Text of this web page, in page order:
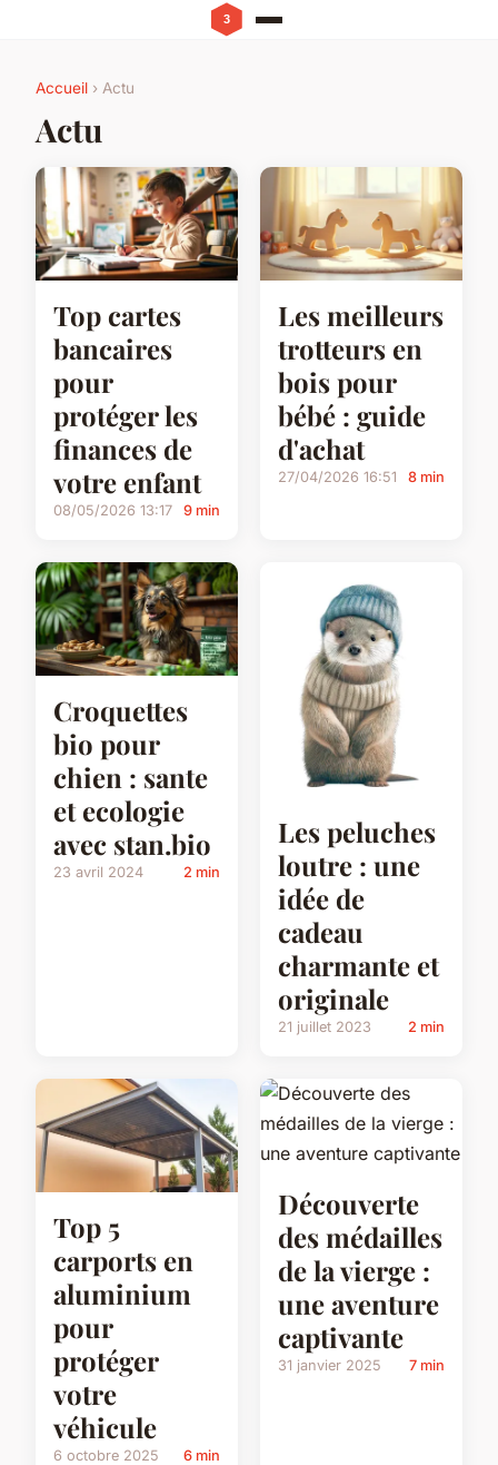
Accueil › Actu
Actu
Top cartes
bancaires
pour
protéger les
finances de
votre enfant
08/05/2026 13:17 9 min
Les meilleurs
trotteurs en
bois pour
bébé : guide
d'achat
27/04/2026 16:51 8 min
Croquettes
bio pour
chien : sante
et ecologie
avec stan.bio
23 avril 2024 2 min
Les peluches
loutre : une
idée de
cadeau
charmante et
originale
21 juillet 2023 2 min
Top 5
carports en
aluminium
pour
protéger
votre
véhicule
6 octobre 2025 6 min
Découverte
des médailles
de la vierge :
une aventure
captivante
31 janvier 2025 7 min